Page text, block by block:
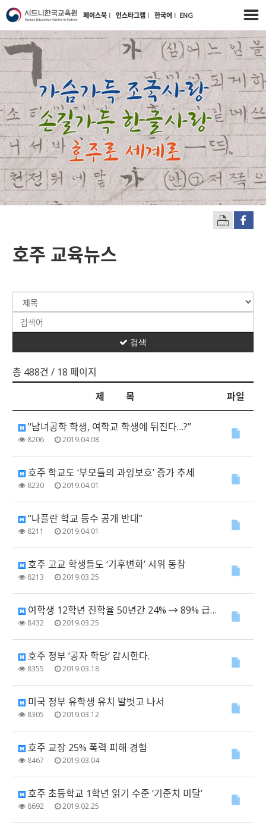
페이스북 l 인스타그램 l 한국어 l ENG
호주 교육뉴스
총 488건 / 18 페이지
검색
제 목 파일
"남녀공학 학생, 여학교 학생에 뒤진다…?”
8206 2019.04.08
호주 학교도 ‘부모들의 과잉보호’ 증가 추세
8230 2019.04.01
“나플란 학교 등수 공개 반대”
8211 2019.04.01
호주 고교 학생들도 ‘기후변화’ 시위 동참
8213 2019.03.25
여학생 12학년 진학율 50년간 24% → 89% 급증
8432 2019.03.25
호주 정부 ‘공자 학당’ 감시한다.
8355 2019.03.18
미국 정부 유학생 유치 발벗고 나서
8305 2019.03.12
호주 교장 25% 폭력 피해 경험
8467 2019.03.04
호주 초등학교 1학년 읽기 수준 ‘기준치 미달’
8692 2019.02.25